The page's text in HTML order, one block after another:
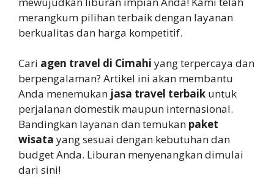
merangkum pilihan terbaik dengan layanan
berkualitas dan harga kompetitif.
Cari agen travel di Cimahi yang terpercaya dan
berpengalaman? Artikel ini akan membantu
Anda menemukan jasa travel terbaik untuk
perjalanan domestik maupun internasional.
Bandingkan layanan dan temukan paket
wisata yang sesuai dengan kebutuhan dan
budget Anda. Liburan menyenangkan dimulai
dari sini!